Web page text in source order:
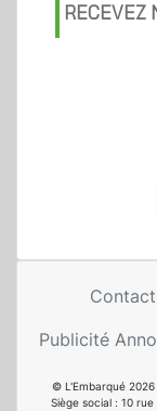
RECEVEZ
Contact
Publicité
© L'Embarqué 2026
Siège social : 10